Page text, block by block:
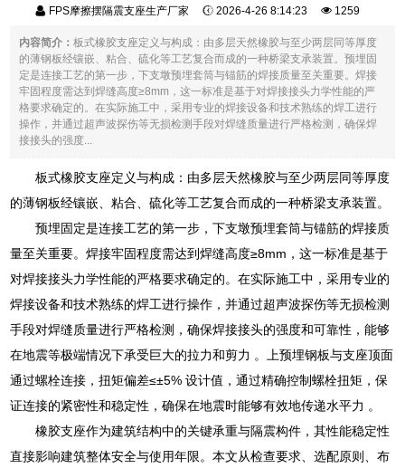
FPS摩擦摆隔震支座生产厂家 2026-4-26 8:14:23 1259
内容简介：板式橡胶支座定义与构成：由多层天然橡胶与至少两层同等厚度
的薄钢板经镶嵌、粘合、硫化等工艺复合而成的一种桥梁支承装置。预埋固
定是连接工艺的第一步，下支墩预埋套筒与锚筋的焊接质量至关重要。焊接
牢固程度需达到焊缝高度≥8mm，这一标准是基于对焊接接头力学性能的严
格要求确定的。在实际施工中，采用专业的焊接设备和技术熟练的焊工进行
操作，并通过超声波探伤等无损检测手段对焊缝质量进行严格检测，确保焊
接接头的强度...
板式橡胶支座定义与构成：由多层天然橡胶与至少两层同等厚度
的薄钢板经镶嵌、粘合、硫化等工艺复合而成的一种桥梁支承装置。
预埋固定是连接工艺的第一步，下支墩预埋套筒与锚筋的焊接质
量至关重要。焊接牢固程度需达到焊缝高度≥8mm，这一标准是基于
对焊接接头力学性能的严格要求确定的。在实际施工中，采用专业的
焊接设备和技术熟练的焊工进行操作，并通过超声波探伤等无损检测
手段对焊缝质量进行严格检测，确保焊接接头的强度和可靠性，能够
在地震等极端情况下承受巨大的拉力和剪力 。上预埋钢板与支座顶面
通过螺栓连接，扭矩偏差≤±5% 设计值，通过精确控制螺栓扭矩，保
证连接的紧密性和稳定性，确保在地震时能够有效地传递水平力 。
橡胶支座作为建筑结构中的关键承重与隔震构件，其性能稳定性
直接影响建筑整体安全与使用年限。本文从检查要求、选配原则、布